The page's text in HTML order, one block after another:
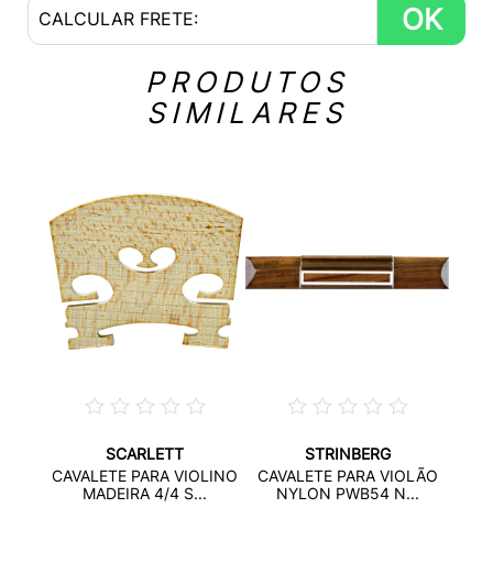
OK
PRODUTOS
SIMILARES
SCARLETT
CAVALETE PARA VIOLINO
MADEIRA 4/4 S...
STRINBERG
CAVALETE PARA VIOLÃO
NYLON PWB54 N...